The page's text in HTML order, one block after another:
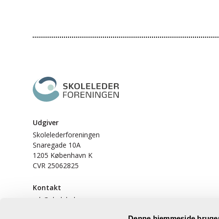
Udgiver
Skolelederforeningen
Snaregade 10A
1205 København K
CVR 25062825
Kontakt
mb@skolelederne.org